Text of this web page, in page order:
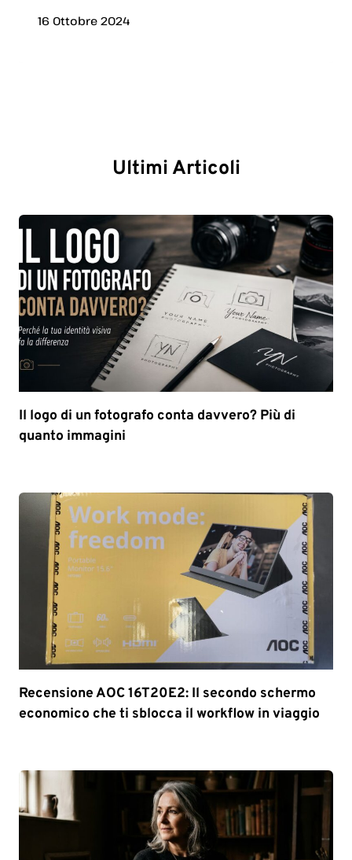
16 Ottobre 2024
Ultimi Articoli
Il logo di un fotografo conta davvero? Più di
quanto immagini
Recensione AOC 16T20E2: Il secondo schermo
economico che ti sblocca il workflow in viaggio